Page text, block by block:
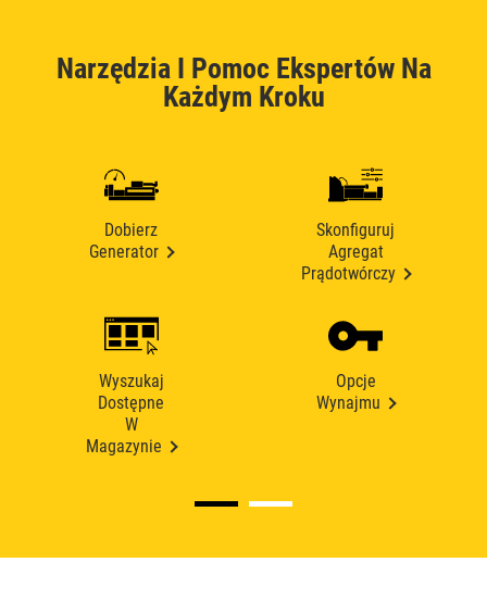
Narzędzia I Pomoc Ekspertów Na
Każdym Kroku
Dobierz
Generator
Skonfiguruj
Agregat
Prądotwórczy
Wyszukaj
Dostępne
W
Magazynie
Opcje
Wynajmu